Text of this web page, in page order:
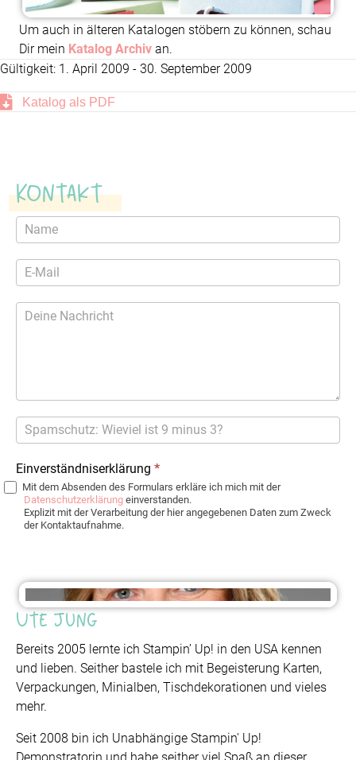
Um auch in älteren Katalogen stöbern zu können, schau
Dir mein Katalog Archiv an.
Gültigkeit: 1. April 2009 - 30. September 2009
Katalog als PDF
Kontakt
Kontaktformular
Einverständniserklärung *
Mit dem Absenden des Formulars erkläre ich mich mit der
Datenschutzerklärung einverstanden.
Explizit mit der Verarbeitung der hier angegebenen Daten zum Zweck
der Kontaktaufnahme.
Ute Jung
Bereits 2005 lernte ich Stampin’ Up! in den USA kennen
und lieben. Seither bastele ich mit Begeisterung Karten,
Verpackungen, Minialben, Tischdekorationen und vieles
mehr.
Seit 2008 bin ich Unabhängige Stampin' Up!